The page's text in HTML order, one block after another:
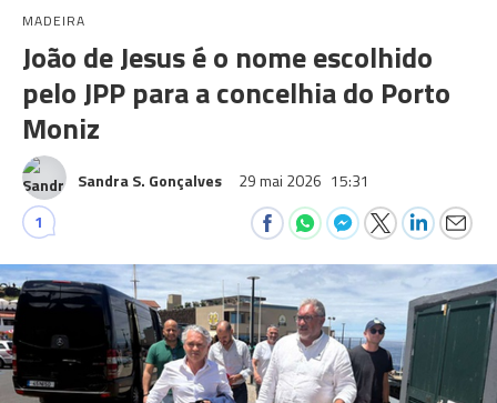
MADEIRA
João de Jesus é o nome escolhido
pelo JPP para a concelhia do Porto
Moniz
Sandra S. Gonçalves 29 mai 2026 15:31
1